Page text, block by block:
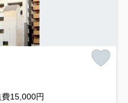
15,000円